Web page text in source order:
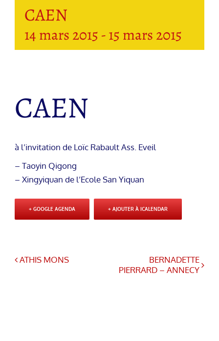
CAEN
14 mars 2015 -15 mars 2015
CAEN
à l’invitation de Loïc Rabault Ass. Eveil
– Taoyin Qigong
– Xingyiquan de l’Ecole San Yiquan
+ GOOGLE AGENDA + AJOUTER À ICALENDAR
ATHIS MONS
BERNADETTE
PIERRARD – ANNECY